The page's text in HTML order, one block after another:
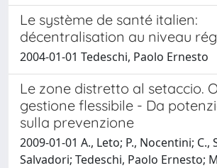
Le système de santé italien:
décentralisation au niveau
2004-01-01 Tedeschi, Paolo Ernesto
Le zone distretto al setaccio.
gestione flessibile - Da
sulla prevenzione
2009-01-01 A., Leto; P., Nocentini; C.,
Salvadori; Tedeschi, Paolo Ernesto;